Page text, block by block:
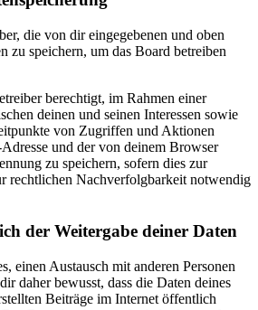
die von dir eingegebenen und oben
zu speichern, um das Board betreiben
berechtigt, im Rahmen einer
deinen und seinen Interessen sowie
von Zugriffen und Aktionen
und der von deinem Browser
zu speichern, sofern dies zur
rechtlichen Nachverfolgbarkeit notwendig
der Weitergabe deiner Daten
einen Austausch mit anderen Personen
daher bewusst, dass die Daten deines
Beiträge im Internet öffentlich